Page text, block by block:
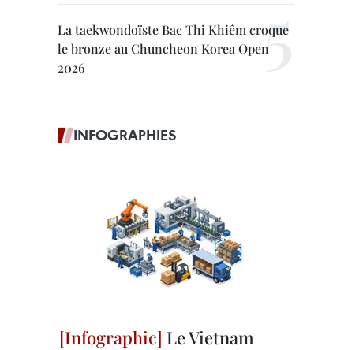
La taekwondoïste Bac Thi Khiêm croque
le bronze au Chuncheon Korea Open
2026
INFOGRAPHIES
Le Vietnam